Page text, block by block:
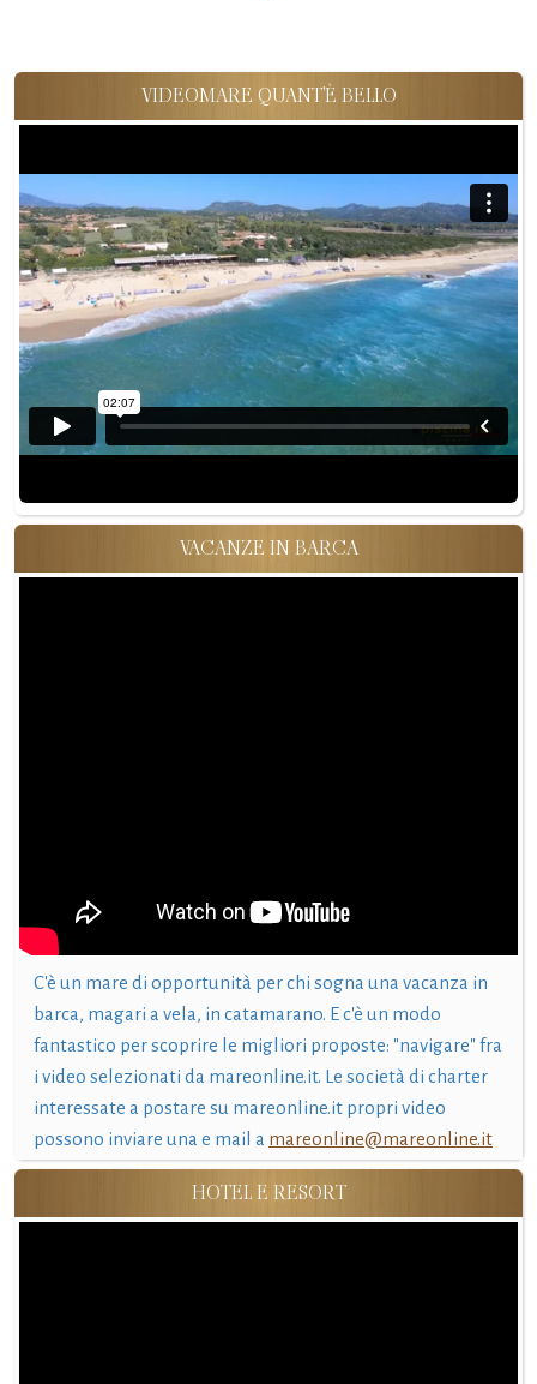
VIDEOMARE QUANT'È BELLO
VACANZE IN BARCA
C'è un mare di opportunità per chi sogna una vacanza in
barca, magari a vela, in catamarano. E c'è un modo
fantastico per scoprire le migliori proposte: "navigare" fra
i video selezionati da mareonline.it. Le società di charter
interessate a postare su mareonline.it propri video
possono inviare una e mail a mareonline@mareonline.it
HOTEL E RESORT